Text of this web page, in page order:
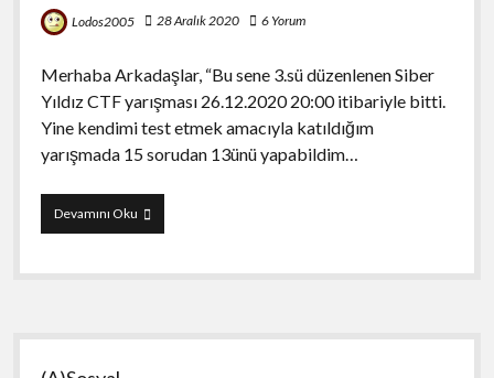
Lodos2005 28 Aralık 2020 6 Yorum
Merhaba Arkadaşlar, “Bu sene 3.sü düzenlenen Siber
Yıldız CTF yarışması 26.12.2020 20:00 itibariyle bitti.
Yine kendimi test etmek amacıyla katıldığım
yarışmada 15 sorudan 13ünü yapabildim…
Devamını OkuSiber
Yıldız
2020)
Yan